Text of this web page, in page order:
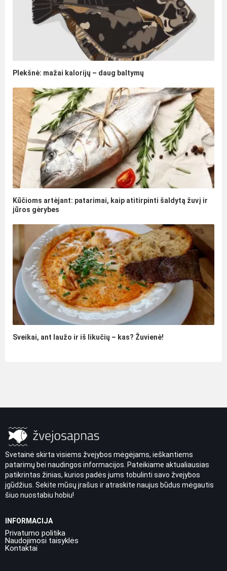
Plekšnė: mažai kalorijų – daug baltymų
Kūčioms artėjant: patarimai, kaip atitirpinti šaldytą žuvį ir
jūros gėrybes
Sveikai, ant laužo ir iš likučių – kas? Žuvienė!
Svetainė skirta visiems žvejybos mėgėjams, ieškantiems
patarimų bei naudingos informacijos. Pateikiame aktualiausias
patikrintas žinias, kurios padės jums tobulinti savo žvejybos
įgūdžius. Sekite mūsų įrašus ir atraskite naujus būdus mėgautis
šiuo nuostabiu hobiu!
INFORMACIJA
Privatumo politika
Naudojimosi taisyklės
Kontaktai